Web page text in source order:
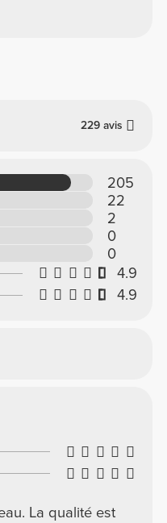
229 avis
205
22
2
0
0
4.9
4.9
La qualité est